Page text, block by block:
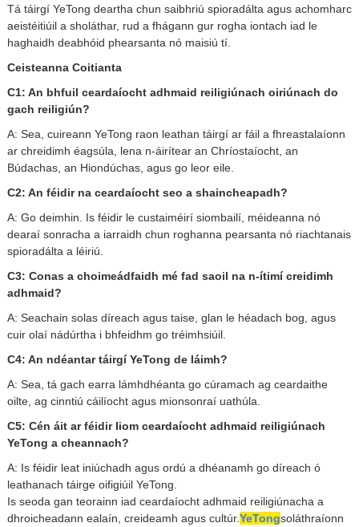
Tá táirgí YeTong deartha chun saibhriú spioradálta agus achomharc
aeistéitiúil a sholáthar, rud a fhágann gur rogha iontach iad le
haghaidh deabhóid phearsanta nó maisiú tí.
Ceisteanna Coitianta
C1: An bhfuil ceardaíocht adhmaid reiligiúnach oiriúnach do
gach reiligiún?
A: Sea, cuireann YeTong raon leathan táirgí ar fáil a fhreastalaíonn
ar chreidimh éagsúla, lena n-áirítear an Chríostaíocht, an
Búdachas, an Hiondúchas, agus go leor eile.
C2: An féidir na ceardaíocht seo a shaincheapadh?
A: Go deimhin. Is féidir le custaiméirí siombailí, méideanna nó
dearaí sonracha a iarraidh chun roghanna pearsanta nó riachtanais
spioradálta a léiriú.
C3: Conas a choimeádfaidh mé fad saoil na n-ítimí creidimh
adhmaid?
A: Seachain solas díreach agus taise, glan le héadach bog, agus
cuir olaí nádúrtha i bhfeidhm go tréimhsiúil.
C4: An ndéantar táirgí YeTong de láimh?
A: Sea, tá gach earra lámhdhéanta go cúramach ag ceardaithe
oilte, ag cinntiú cáilíocht agus mionsonraí uathúla.
C5: Cén áit ar féidir liom ceardaíocht adhmaid reiligiúnach
YeTong a cheannach?
A: Is féidir leat iniúchadh agus ordú a dhéanamh go díreach ó
leathanach táirge oifigiúil YeTong.
Is seoda gan teorainn iad ceardaíocht adhmaid reiligiúnacha a
dhroicheadann ealaín, creideamh agus cultúr.YeTongsoláthraíonn